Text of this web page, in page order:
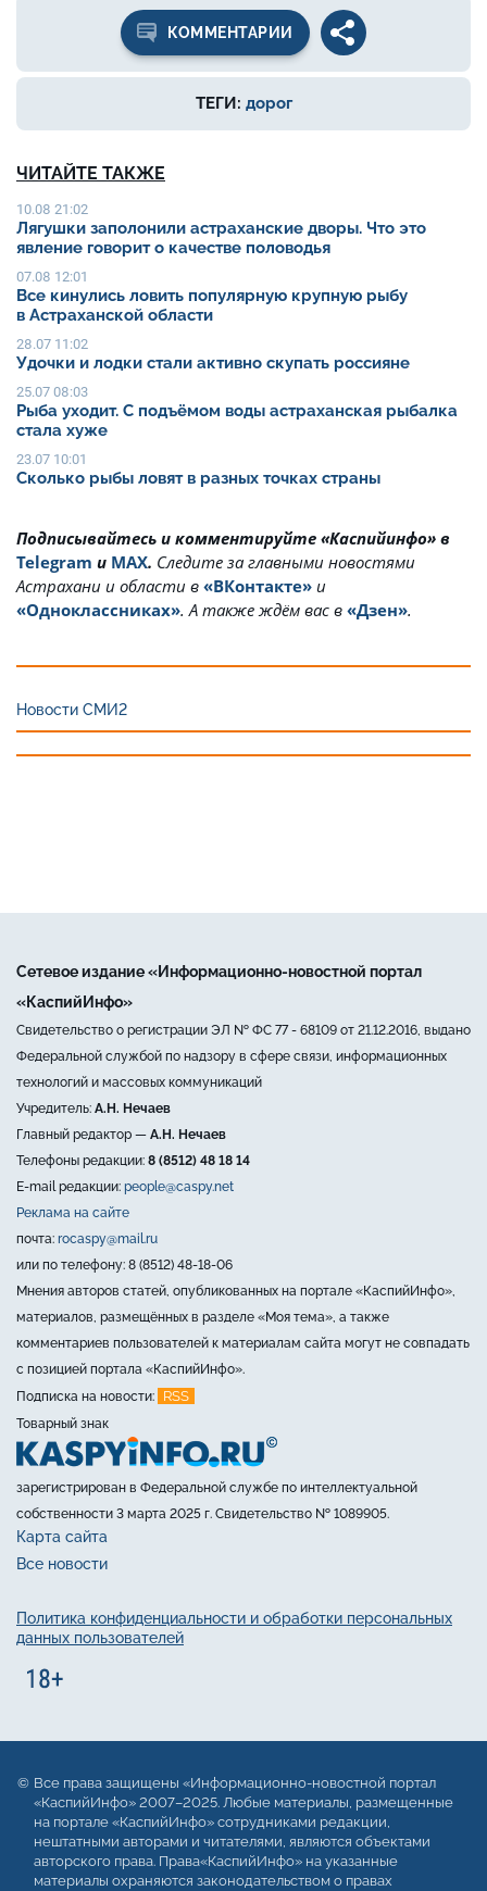
КОММЕНТАРИИ
ТЕГИ: дорог
ЧИТАЙТЕ ТАКЖЕ
10.08 21:02
Лягушки заполонили астраханские дворы. Что это
явление говорит о качестве половодья
07.08 12:01
Все кинулись ловить популярную крупную рыбу
в Астраханской области
28.07 11:02
Удочки и лодки стали активно скупать россияне
25.07 08:03
Рыба уходит. С подъёмом воды астраханская рыбалка
стала хуже
23.07 10:01
Сколько рыбы ловят в разных точках страны
Подписывайтесь и комментируйте «Каспийинфо» в
Telegram и MAX. Cледите за главными новостями
Астрахани и области в «ВКонтакте» и
«Одноклассниках». А также ждём вас в «Дзен».
Новости СМИ2
Сетевое издание «Информационно-новостной портал
«КаспийИнфо»
Свидетельство о регистрации ЭЛ № ФС 77 - 68109 от 21.12.2016, выдано
Федеральной службой по надзору в сфере связи, информационных
технологий и массовых коммуникаций
Учредитель: А.Н. Нечаев
Главный редактор — А.Н. Нечаев
Телефоны редакции: 8 (8512) 48 18 14
E-mail редакции: people@caspy.net
Реклама на сайте
почта: rocaspy@mail.ru
или по телефону: 8 (8512) 48-18-06
Мнения авторов статей, опубликованных на портале «КаспийИнфо»,
материалов, размещённых в разделе «Моя тема», а также
комментариев пользователей к материалам сайта могут не совпадать
с позицией портала «КаспийИнфо».
Подписка на новости:
RSS
Товарный знак
зарегистрирован в Федеральной службе по интеллектуальной
собственности 3 марта 2025 г. Свидетельство № 1089905.
Карта сайта
Все новости
Политика конфиденциальности и обработки персональных
данных пользователей
Все права защищены «Информационно-новостной портал
«КаспийИнфо» 2007–2025. Любые материалы, размещенные
на портале «КаспийИнфо» сотрудниками редакции,
нештатными авторами и читателями, являются объектами
авторского права. Права«КаспийИнфо» на указанные
материалы охраняются законодательством о правах